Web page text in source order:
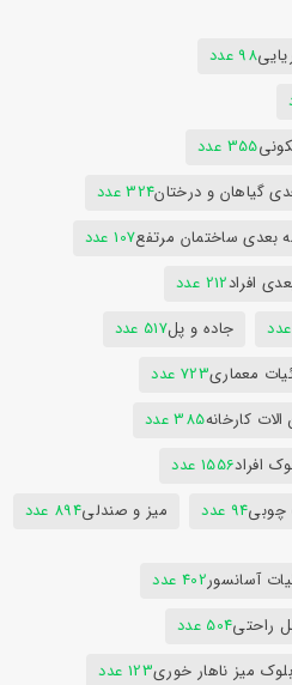
98 عدد
355 عدد
گیاهان و درختان324 عدد
بعدی ساختمان مرتفع107 عدد
افراد212 عدد
جاده و پل517 عدد
معماری723 عدد
کارخانه385 عدد
افراد1556 عدد
چوبی94 عدد میز و صندلی894 عدد
آسانسور402 عدد
راحتی504 عدد
بلوک میز ناهار خوری123 عدد